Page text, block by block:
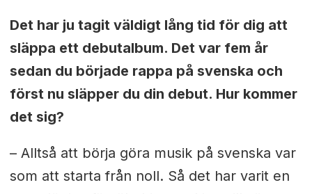
Det har ju tagit väldigt lång tid för dig att
släppa ett debutalbum. Det var fem år
sedan du började rappa på svenska och
först nu släpper du din debut. Hur kommer
det sig?
– Alltså att börja göra musik på svenska var
som att starta från noll. Så det har varit en